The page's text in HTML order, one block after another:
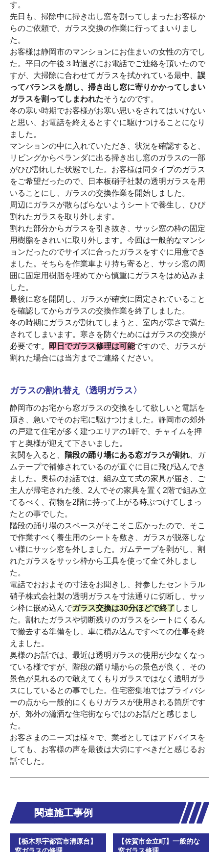
す。
先日も、掃除中に掃き出し窓を割ってしまったお客様か
らのご依頼で、ガラス交換の作業に行ってまいりまし
た。
お客様は静岡市のマンションにお住まいの女性の方でし
た。平日の午後３時過ぎにお電話でご連絡を頂いたので
すが、大掃除に合わせてガラスを拭かれている最中、 誤
ってバランスを崩し、掃き出し窓に寄りかかってしまい
ガラスを割ってしまわれたそうなのです。
冬の寒い時期でお客様がお寒い思いをされてはいけない
と思い、お電話を終えるとすぐに駆けつけることになり
ました。
マンションの中に入れていただき、状況を確認すると、
リビングからベランダに出る掃き出し窓のガラスの一部
がひび割れした状態でした。お客様は同タイプのガラス
をご希望だったので、日本板硝子社製の透明ガラスを用
いることにし、ガラスの交換作業を開始しました。
周辺にガラスが散らばらないようシートで養生し、ひび
割れたガラスを取り外します。
割れた部分からガラスを引き抜き、サッシ窓の枠の固定
用樹脂をきれいに取り外します。今回は一般的なマンシ
ョンだったのでサイズに合ったガラスをすぐに用意でき
ました。そちらを作業車より持ち寄ると、サッシ窓の周
囲に固定用樹脂を埋めてから慎重にガラスをはめ込みま
した。
最後に窓を開閉し、ガラスが確実に固定されていること
を確認してからガラスの交換作業を終了しました。
冬の時期にガラスが割れてしまうと、室内が寒さで満た
されてしまいます。寒さを防ぐためにはガラスの交換が
必要です。 即日でガラス修理は可能ですので、ガラスが
割れた場合には当方までご連絡ください。
ガラスの割れ替え〈透明ガラス〉
静岡市のお宅から窓ガラスの交換をして欲しいと電話を
頂き、急いでそのお宅に駆けつけました。静岡市の郊外
の戸建て住宅が多く建つエリアの1軒で、チャイムを押
すと奥様が迎えて下さいました。
玄関を入ると、
階段の踊り場にある窓ガラスが割れ、ガ
ムテープで補修されているのが直ぐに目に飛び込んでき
ました。奥様のお話では、組み立て式の家具が届き、ご
主人が帰宅された後、2人でその家具を置く2階で組み立
てるべく、荷物を2階に持って上がる時ぶつけてしまっ
たとの事でした。
階段の踊り場のスペースがそこそこ広かったので、そこ
で作業すべく養生用のシートを敷き、ガラスが脱落しな
い様にサッシ窓を外しました。ガムテープを剥がし、割
れたガラスをサッシ枠から工具を使って全て外しまし
た。
電話でおおよその寸法をお聞きし、持参したセントラル
硝子株式会社製の透明ガラスを寸法通りに切断し、サッ
シ枠に嵌め込んでガラス交換は30分ほどで終了 しまし
た。割れたガラスや切断残りのガラスをシートにくるん
で撤去する準備をし、車に積み込んですべての仕事を終
えました。
奥様のお話では、最近は透明ガラスの使用が少なくなっ
ている様ですが、階段の踊り場からの景色が良く、その
景色が見れるので敢えてくもりガラスではなく透明ガラ
スにしているとの事でした。住宅密集地ではプライバシ
ーの点から一般的にくもりガラスが使用される箇所です
が、郊外の瀟洒な住宅街ならではのお話だと感じまし
た。
お客さまのニーズは様々で、業者としてはアドバイスを
しても、お客様の声を最後は大切にすべきだと感じるお
話でした。
関連施工事例
【栃木県宇都宮市清原台】
【佐賀市金立町】一般的な